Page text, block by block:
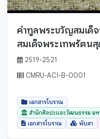
นราธิวาส
บึงกาฬ
ประเทศเมียนมาร์
ปราจีนบุรี
ปัตตานี
คำทูลพระขวัญสมเด็
สมเด็จพระเทพรัตนสุ
2519-2521
CMRU-ACI-B-0001
เอกสารโบราณ
สำนักศิลปะและวัฒนธรรม มห
เอกสารโบราณ
พับสา